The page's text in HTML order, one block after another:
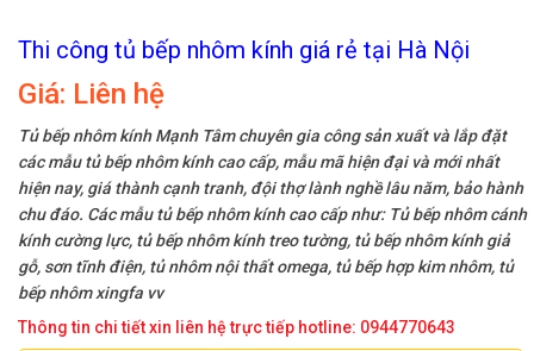
Thi công tủ bếp nhôm kính giá rẻ tại Hà Nội
Giá: Liên hệ
Tủ bếp nhôm kính Mạnh Tâm chuyên gia công sản xuất và lắp đặt
các mẫu tủ bếp nhôm kính cao cấp, mẫu mã hiện đại và mới nhất
hiện nay, giá thành cạnh tranh, đội thợ lành nghề lâu năm, bảo hành
chu đáo. Các mẫu tủ bếp nhôm kính cao cấp như: Tủ bếp nhôm cánh
kính cường lực, tủ bếp nhôm kính treo tường, tủ bếp nhôm kính giả
gỗ, sơn tĩnh điện, tủ nhôm nội thất omega, tủ bếp hợp kim nhôm, tủ
bếp nhôm xingfa vv
Thông tin chi tiết xin liên hệ trực tiếp hotline: 0944770643